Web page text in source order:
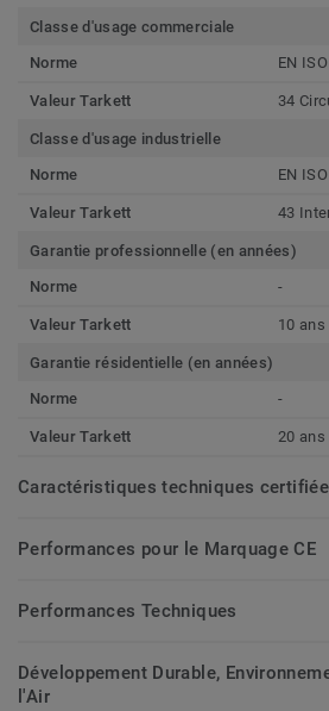
Classe d'usage commerciale
Norme
EN
Valeur Tarkett 34
Classe d'usage industrielle
Norme
EN
Valeur Tarkett 43
Garantie professionnelle (en années)
Norme
-
Valeur Tarkett 10 ans
Garantie résidentielle (en années)
Norme
-
Valeur Tarkett 20 ans
Caractéristiques techniques
Performances pour le Marquage CE
Performances Techniques
Développement Durable,
l'Air